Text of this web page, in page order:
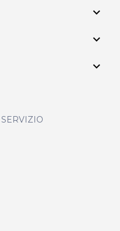
expand_more
expand_more
expand_more